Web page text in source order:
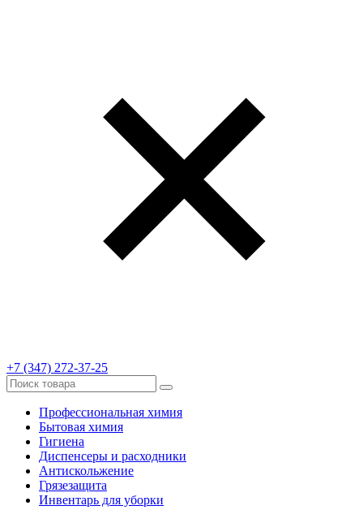
+7 (347) 272-37-25
Профессиональная химия
Бытовая химия
Гигиена
Диспенсеры и расходники
Антискольжение
Грязезащита
Инвентарь для уборки